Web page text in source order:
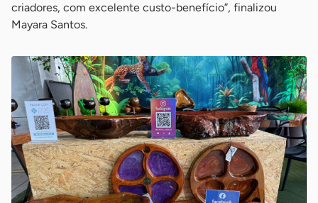
criadores, com excelente custo-benefício”, finalizou
Mayara Santos.